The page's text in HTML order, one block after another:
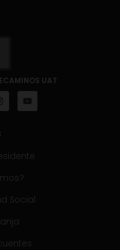
UAT
Social